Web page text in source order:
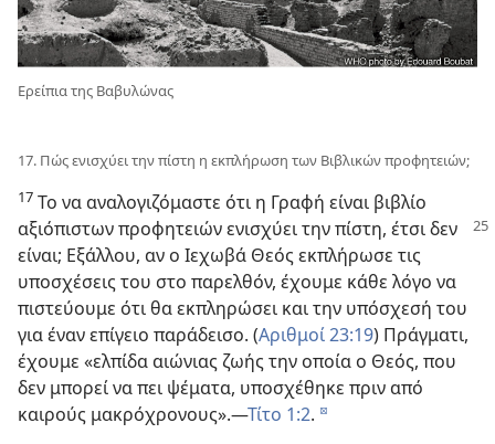
Ερείπια της Βαβυλώνας
17. Πώς ενισχύει την πίστη η εκπλήρωση των Βιβλικών προφητειών;
17 Το να αναλογιζόμαστε ότι η Γραφή είναι βιβλίο
αξιόπιστωνπροφητειών ενισχύει την πίστη, έτσι δεν
είναι; Εξάλλου, αν ο Ιεχωβά Θεός εκπλήρωσε τις
υποσχέσεις του στο παρελθόν, έχουμε κάθε λόγο να
πιστεύουμε ότι θα εκπληρώσει και την υπόσχεσή του
για έναν επίγειο παράδεισο. (Αριθμοί 23:19) Πράγματι,
έχουμε «ελπίδα αιώνιας ζωής την οποία ο Θεός, που
δεν μπορεί να πει ψέματα, υποσχέθηκε πριν από
καιρούς μακρόχρονους».—Τίτο 1:2. d